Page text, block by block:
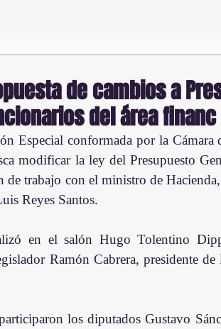
de cambios a
del área financ
Especial conformada por la Cámara
modificar la ley del Presupuesto
de trabajo con el ministro de
Reyes Santos.
en el salón Hugo Tolentino
Ramón Cabrera, presidente
los diputados Gustavo